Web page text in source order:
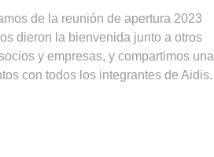
de la reunión de apertura 2023
dieron la bienvenida junto a otros
y empresas, y compartimos una
con todos los integrantes de Aidis.